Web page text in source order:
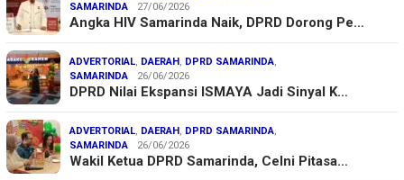
SAMARINDA
27/06/2026
Angka HIV Samarinda Naik, DPRD Dorong Pe…
ADVERTORIAL, DAERAH, DPRD SAMARINDA,
SAMARINDA
26/06/2026
DPRD Nilai Ekspansi ISMAYA Jadi Sinyal K…
ADVERTORIAL, DAERAH, DPRD SAMARINDA,
SAMARINDA
26/06/2026
Wakil Ketua DPRD Samarinda, Celni Pitasa…